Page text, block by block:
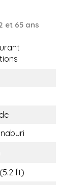
et 65 ans
ft)